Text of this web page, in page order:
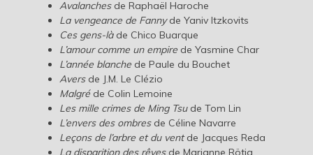
Avalanchesde Raphaël Haroche
La vengeance de Fannyde Yaniv Itzkovits
Ces gens-là de Chico Buarque
L’amour comme un empirede Yasmine Char
L’année blanchede Paule du Bouchet
Aversde J.M. Le Clézio
Malgréde Colin Lemoine
Les mille crimes de Ming Tsude Tom Lin
L’envers des ombresde Céline Navarre
Leçons de l’arbre et du ventde Jacques Reda
La disparition des rêvesde Marianne Rötig